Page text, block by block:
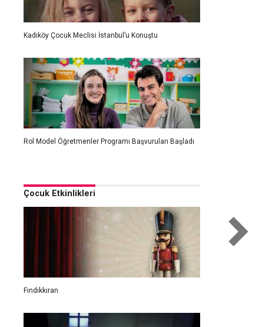
Kadıköy Çocuk Meclisi İstanbul’u Konuştu
Rol Model Öğretmenler Programı Başvuruları Başladı
Çocuk Etkinlikleri
Fındıkkıran